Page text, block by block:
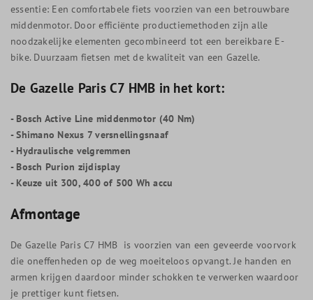
essentie: Een comfortabele fiets voorzien van een betrouwbare
middenmotor. Door efficiënte productiemethoden zijn alle
noodzakelijke elementen gecombineerd tot een bereikbare E-
bike. Duurzaam fietsen met de kwaliteit van een Gazelle.
De Gazelle Paris C7 HMB in het kort:
- Bosch Active Line middenmotor (40 Nm)
- Shimano Nexus 7 versnellingsnaaf
- Hydraulische velgremmen
- Bosch Purion zijdisplay
- Keuze uit 300, 400 of 500 Wh accu
Afmontage
De Gazelle Paris C7 HMB is voorzien van een geveerde voorvork
die oneffenheden op de weg moeiteloos opvangt. Je handen en
armen krijgen daardoor minder schokken te verwerken waardoor
je prettiger kunt fietsen.